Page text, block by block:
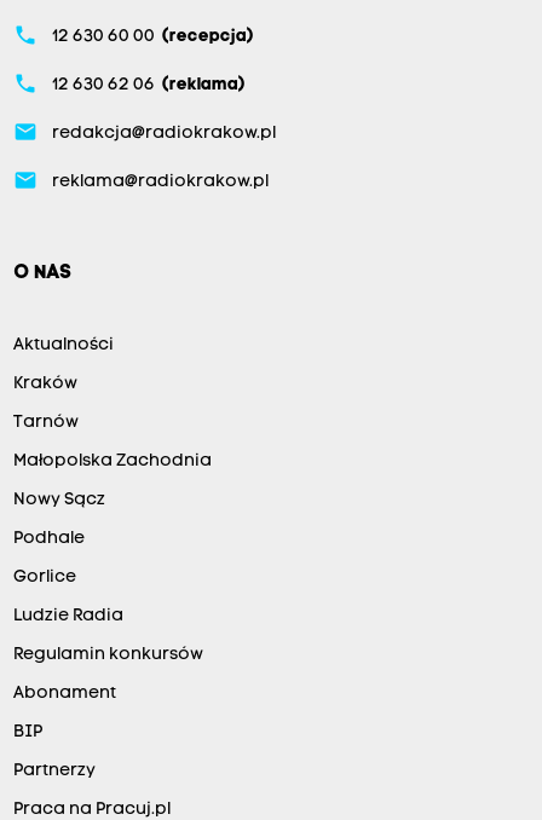
phone 12 630 60 00 (recepcja)
phone 12 630 62 06 (reklama)
email redakcja@radiokrakow.pl
email reklama@radiokrakow.pl
O NAS
Aktualności
Kraków
Tarnów
Małopolska Zachodnia
Nowy Sącz
Podhale
Gorlice
Ludzie Radia
Regulamin konkursów
Abonament
BIP
Partnerzy
Praca na Pracuj.pl